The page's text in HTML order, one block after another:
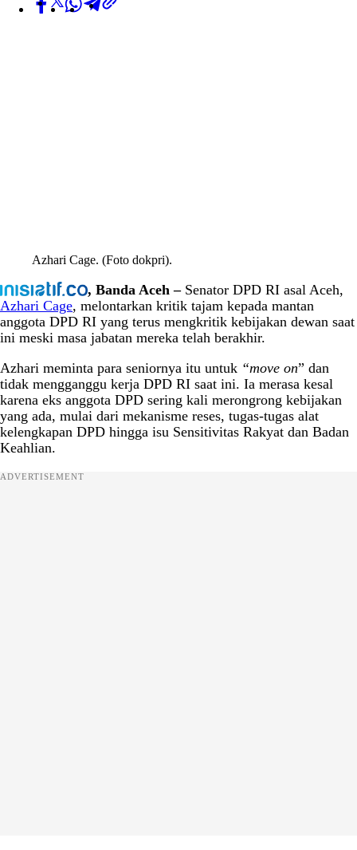
Azhari Cage. (Foto dokpri).
, Banda Aceh –Senator DPD RI asal Aceh,
Azhari Cage, melontarkan kritik tajam kepada mantan
anggota DPD RI yang terus mengkritik kebijakan dewan saat
ini meski masa jabatan mereka telah berakhir.
Azhari meminta para seniornya itu untuk “move on” dan
tidak mengganggu kerja DPD RI saat ini. Ia merasa kesal
karena eks anggota DPD sering kali merongrong kebijakan
yang ada, mulai dari mekanisme reses, tugas-tugas alat
kelengkapan DPD hingga isu Sensitivitas Rakyat dan Badan
Keahlian.
ADVERTISEMENT